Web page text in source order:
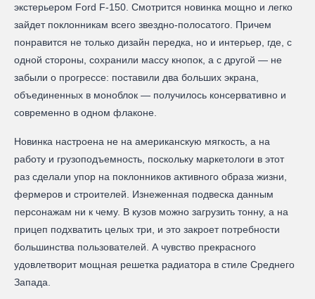
экстерьером Ford F-150. Смотрится новинка мощно и легко
зайдет поклонникам всего звездно-полосатого. Причем
понравится не только дизайн передка, но и интерьер, где, с
одной стороны, сохранили массу кнопок, а с другой — не
забыли о прогрессе: поставили два больших экрана,
объединенных в моноблок — получилось консервативно и
современно в одном флаконе.
Новинка настроена не на американскую мягкость, а на
работу и грузоподъемность, поскольку маркетологи в этот
раз сделали упор на поклонников активного образа жизни,
фермеров и строителей. Изнеженная подвеска данным
персонажам ни к чему. В кузов можно загрузить тонну, а на
прицеп подхватить целых три, и это закроет потребности
большинства пользователей. А чувство прекрасного
удовлетворит мощная решетка радиатора в стиле Среднего
Запада.